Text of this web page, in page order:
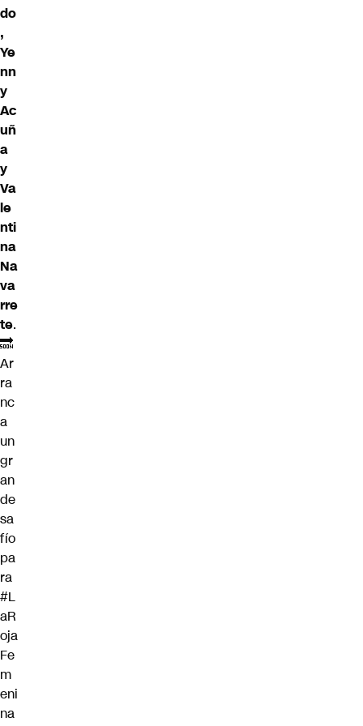
do
,
Ye
nn
y
Ac
uñ
a
y
Va
le
nti
na
Na
va
rre
te.
🔜
Ar
ra
nc
a
un
gr
an
de
sa
fío
pa
ra
#L
aR
oja
Fe
m
eni
na